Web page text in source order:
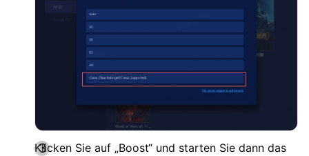
Klicken Sie auf „Boost“ und starten Sie dann das